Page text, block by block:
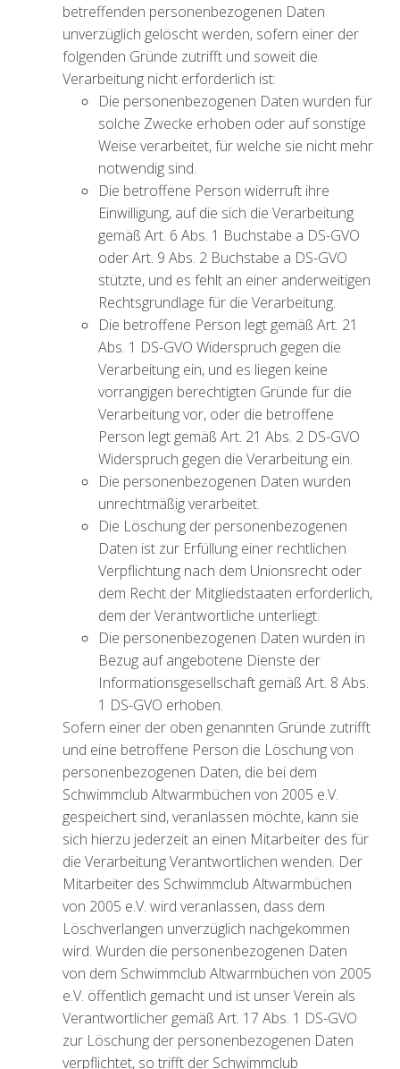
betreffenden personenbezogenen Daten
unverzüglich gelöscht werden, sofern einer der
folgenden Gründe zutrifft und soweit die
Verarbeitung nicht erforderlich ist:
Die personenbezogenen Daten wurden für
solche Zwecke erhoben oder auf sonstige
Weise verarbeitet, für welche sie nicht mehr
notwendig sind.
Die betroffene Person widerruft ihre
Einwilligung, auf die sich die Verarbeitung
gemäß Art. 6 Abs. 1 Buchstabe a DS-GVO
oder Art. 9 Abs. 2 Buchstabe a DS-GVO
stützte, und es fehlt an einer anderweitigen
Rechtsgrundlage für die Verarbeitung.
Die betroffene Person legt gemäß Art. 21
Abs. 1 DS-GVO Widerspruch gegen die
Verarbeitung ein, und es liegen keine
vorrangigen berechtigten Gründe für die
Verarbeitung vor, oder die betroffene
Person legt gemäß Art. 21 Abs. 2 DS-GVO
Widerspruch gegen die Verarbeitung ein.
Die personenbezogenen Daten wurden
unrechtmäßig verarbeitet.
Die Löschung der personenbezogenen
Daten ist zur Erfüllung einer rechtlichen
Verpflichtung nach dem Unionsrecht oder
dem Recht der Mitgliedstaaten erforderlich,
dem der Verantwortliche unterliegt.
Die personenbezogenen Daten wurden in
Bezug auf angebotene Dienste der
Informationsgesellschaft gemäß Art. 8 Abs.
1 DS-GVO erhoben.
Sofern einer der oben genannten Gründe zutrifft
und eine betroffene Person die Löschung von
personenbezogenen Daten, die bei dem
Schwimmclub Altwarmbüchen von 2005 e.V.
gespeichert sind, veranlassen möchte, kann sie
sich hierzu jederzeit an einen Mitarbeiter des für
die Verarbeitung Verantwortlichen wenden. Der
Mitarbeiter des Schwimmclub Altwarmbüchen
von 2005 e.V. wird veranlassen, dass dem
Löschverlangen unverzüglich nachgekommen
wird. Wurden die personenbezogenen Daten
von dem Schwimmclub Altwarmbüchen von 2005
e.V. öffentlich gemacht und ist unser Verein als
Verantwortlicher gemäß Art. 17 Abs. 1 DS-GVO
zur Löschung der personenbezogenen Daten
verpflichtet, so trifft der Schwimmclub